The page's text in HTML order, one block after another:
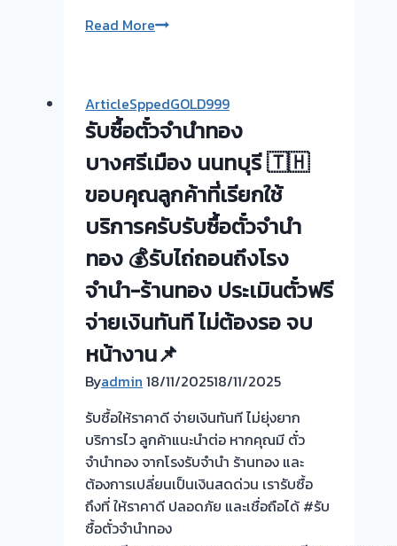
Read Moreยินดี
ซื้อ
ตั๋ว
จำนำ
รับ
ซื้อ
ทอง
นอก
สถาน
ที่
วัน
นี้
ให้
ลูกค้า
ตลาด
ท่าน้ำ
นนท์
นนทบุรี
ตรับ
ArticleSppedGOLD999
รับซื้อตั๋วจำนำทอง
บางศรีเมือง นนทบุรี 🇹🇭
ขอบคุณลูกค้าที่เรียกใช้
บริการครับรับซื้อตั๋วจำนำ
ทอง 💰รับไถ่ถอนถึงโรง
จำนำ-ร้านทอง ประเมินตั๋วฟรี
จ่ายเงินทันที ไม่ต้องรอ จบ
หน้างาน📌
Byadmin 18/11/202518/11/2025
รับซื้อให้ราคาดี จ่ายเงินทันที ไม่ยุ่งยาก
บริการไว ลูกค้าแนะนำต่อ หากคุณมี ตั๋ว
จำนำทอง จากโรงรับจำนำ ร้านทอง และ
ต้องการเปลี่ยนเป็นเงินสดด่วน เรารับซื้อ
ถึงที่ ให้ราคาดี ปลอดภัย และเชื่อถือได้ #รับ
ซื้อตั๋วจำนำทอง